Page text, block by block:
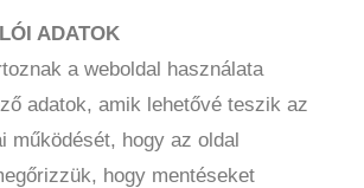
ADATOK
a weboldal használata
adatok, amik lehetővé teszik az
működését, hogy az oldal
hogy mentéseket